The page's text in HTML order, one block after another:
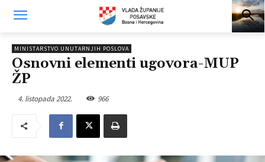
MINISTARSTVO UNUTARNJIH POSLOVA
Osnovni elementi ugovora-MUP
ŽP
4. listopada 2022. 966